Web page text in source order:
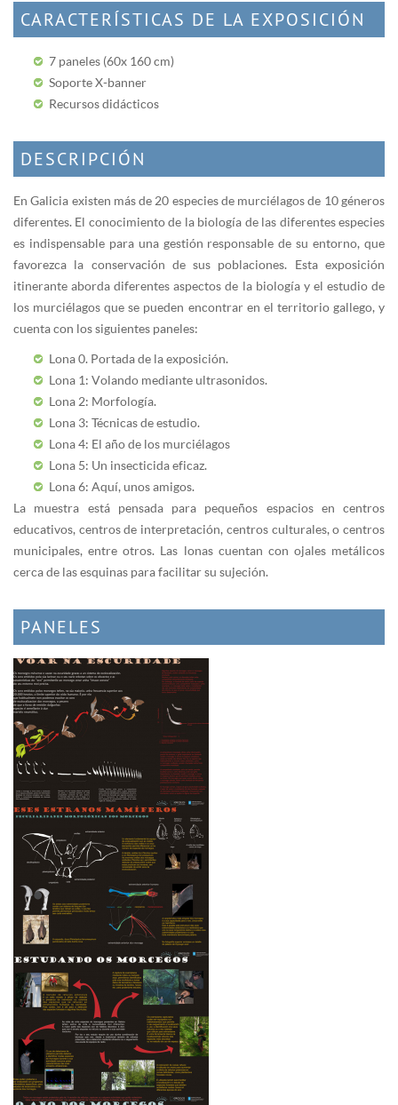
CARACTERÍSTICAS DE LA EXPOSICIÓN
7 paneles (60x 160 cm)
Soporte X-banner
Recursos didácticos
DESCRIPCIÓN
En Galicia existen más de 20 especies de murciélagos de 10 géneros
diferentes. El conocimiento de la biología de las diferentes especies
es indispensable para una gestión responsable de su entorno, que
favorezca la conservación de sus poblaciones. Esta exposición
itinerante aborda diferentes aspectos de la biología y el estudio de
los murciélagos que se pueden encontrar en el territorio gallego, y
cuenta con los siguientes paneles:
Lona 0. Portada de la exposición.
Lona 1: Volando mediante ultrasonidos.
Lona 2: Morfología.
Lona 3: Técnicas de estudio.
Lona 4: El año de los murciélagos
Lona 5: Un insecticida eficaz.
Lona 6: Aquí, unos amigos.
La muestra está pensada para pequeños espacios en centros
educativos, centros de interpretación, centros culturales, o centros
municipales, entre otros. Las lonas cuentan con ojales metálicos
cerca de las esquinas para facilitar su sujeción.
PANELES